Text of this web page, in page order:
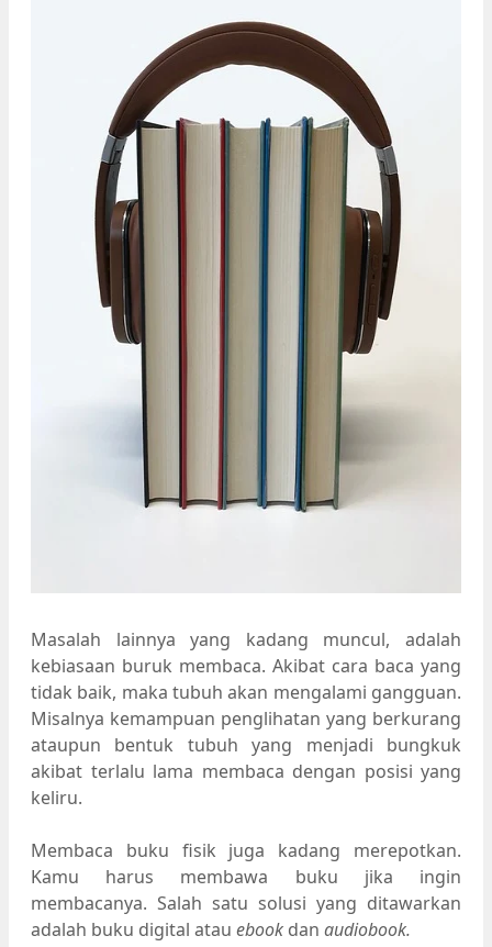
Masalah lainnya yang kadang muncul, adalah
kebiasaan buruk membaca. Akibat cara baca yang
tidak baik, maka tubuh akan mengalami gangguan.
Misalnya kemampuan penglihatan yang berkurang
ataupun bentuk tubuh yang menjadi bungkuk
akibat terlalu lama membaca dengan posisi yang
keliru.
Membaca buku fisik juga kadang merepotkan.
Kamu harus membawa buku jika ingin
membacanya. Salah satu solusi yang ditawarkan
adalah buku digital atau ebook dan audiobook.